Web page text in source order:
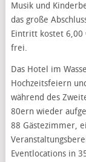
Musik und
das große
Eintritt kostet 6,00
frei.
Das Hotel im
Hochzeitsfeiern
während des
80ern wieder
88 Gästezimmer,
Eventlocations in